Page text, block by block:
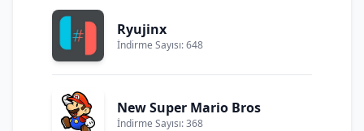
Ryujinx
İndirme Sayısı: 648
New Super Mario Bros
İndirme Sayısı: 368